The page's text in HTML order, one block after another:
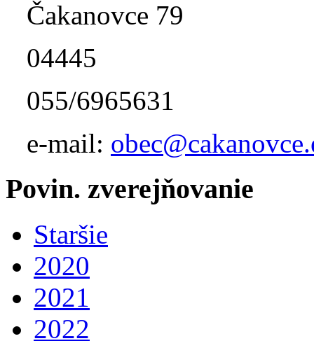
Čakanovce 79
04445
055/6965631
e-mail:
Povin. zverejňovanie
Staršie
2020
2021
2022